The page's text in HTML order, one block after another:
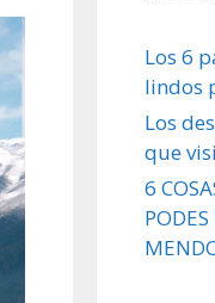
Los 6
lindos
Los
que
6
PODES